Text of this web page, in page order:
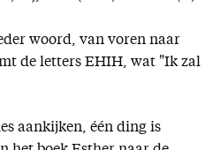
woord, van voren naar
de letters EHIH, wat "Ik zal
aankijken, één ding is